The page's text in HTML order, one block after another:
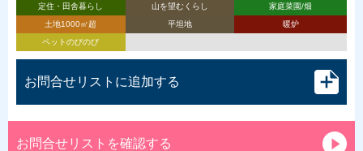
定住・田舎暮らし 山を望むくらし
家庭菜園/畑
土地1000㎡超
平坦地
暖炉
ペットのびのび
お問合せリストに追加する
お問合せリストを確認する